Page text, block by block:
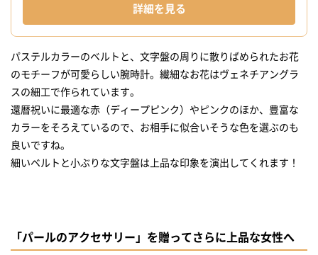
詳細を見る
パステルカラーのベルトと、文字盤の周りに散りばめられたお花
のモチーフが可愛らしい腕時計。繊細なお花はヴェネチアングラ
スの細工で作られています。
還暦祝いに最適な赤（ディープピンク）やピンクのほか、豊富な
カラーをそろえているので、お相手に似合いそうな色を選ぶのも
良いですね。
細いベルトと小ぶりな文字盤は上品な印象を演出してくれます！
「パールのアクセサリー」を贈ってさらに上品な女性へ